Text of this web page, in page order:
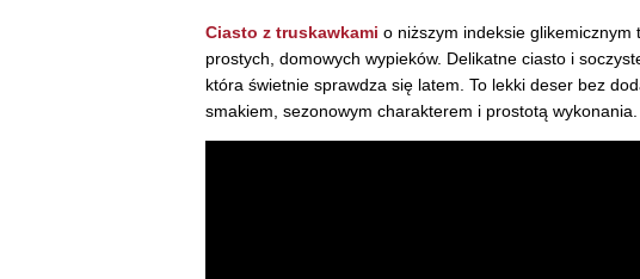
Ciasto z truskawkami o niższym indeksie glikemicznym
prostych, domowych wypieków. Delikatne ciasto i
która świetnie sprawdza się latem. To lekki deser bez
smakiem, sezonowym charakterem i prostotą wykonania.